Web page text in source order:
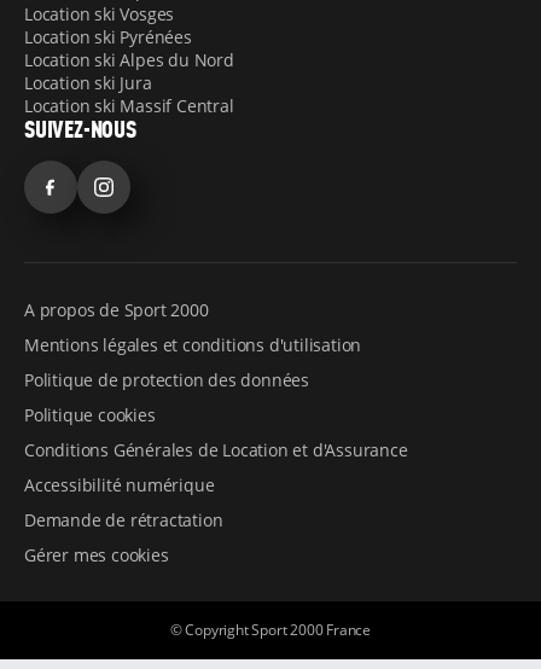
Location ski Vosges
Location ski Pyrénées
Location ski Alpes du Nord
Location ski Jura
Location ski Massif Central
SUIVEZ-NOUS
FacebookInstagram
A propos de Sport 2000
Mentions légales et conditions d'utilisation
Politique de protection des données
Politique cookies
Conditions Générales de Location et d'Assurance
Accessibilité numérique
Demande de rétractation
Gérer mes cookies
© Copyright Sport 2000 France